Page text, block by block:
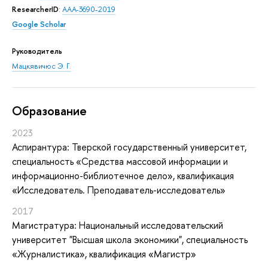
ResearcherID: AAA-3690-2019
Google Scholar
Руководитель
Мацкявичюс Э. Г.
Oбразование
2023
Аспирантура: Тверской государственный университет,
специальность «Средства массовой информации и
информационно-библиотечное дело», квалификация
«Исследователь. Преподаватель-исследователь»
2017
Магистратура: Национальный исследовательский
университет "Высшая школа экономики", специальность
«Журналистика», квалификация «Магистр»